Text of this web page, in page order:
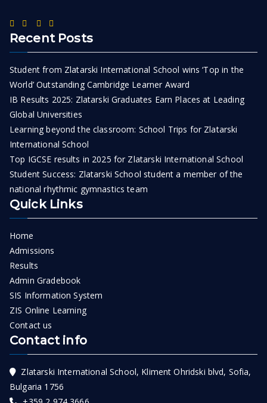
Recent Posts
Student from Zlatarski International School wins ‘Top in the
World’ Outstanding Cambridge Learner Award
IB Results 2025: Zlatarski Graduates Earn Places at Leading
Global Universities
Learning beyond the classroom: School Trips for Zlatarski
International School
Top IGCSE results in 2025 for Zlatarski International School
Student Success: Zlatarski School student a member of the
national rhythmic gymnastics team
Quick Links
Home
Admissions
Results
Admin Gradebook
SIS Information System
ZIS Online Learning
Contact us
Contact info
Zlatarski International School, Kliment Ohridski blvd, Sofia,
Bulgaria 1756